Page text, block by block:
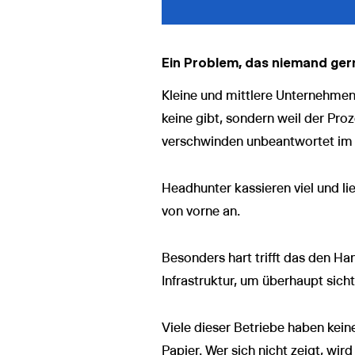
Ein Problem, das niemand
Kleine und mittlere
keine gibt, sondern weil der
verschwinden unbeantwortet
Headhunter kassieren viel und
von vorne an.
Besonders hart trifft das den
Infrastruktur, um überhaupt
Viele dieser Betriebe haben
Papier. Wer sich nicht zeigt,